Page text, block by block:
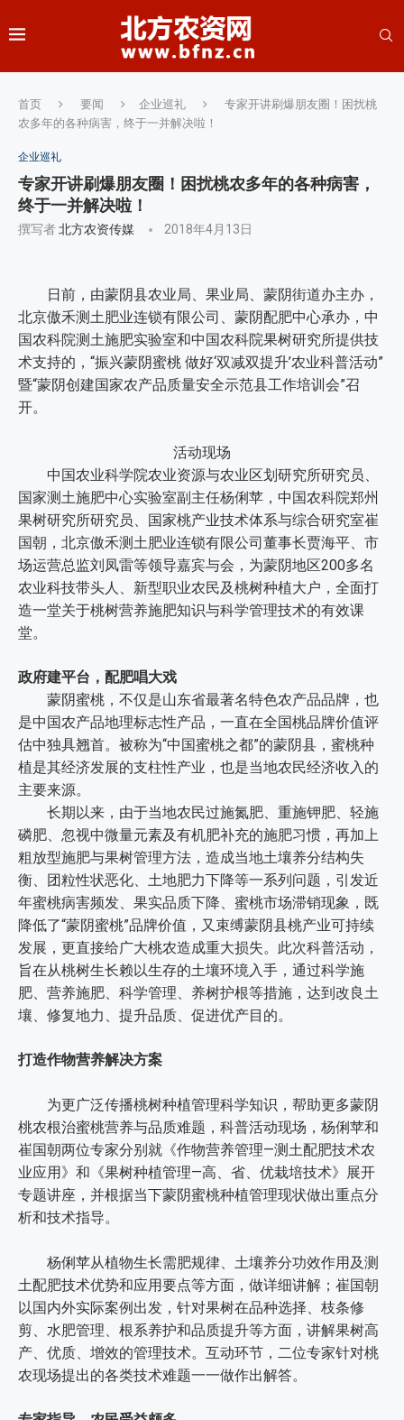
首页 要闻 企业巡礼
专家开讲刷爆朋友圈！困扰桃
农多年的各种病害，终于一并解决啦！
企业巡礼
专家开讲刷爆朋友圈！困扰桃农多年的各种病害，
终于一并解决啦！
撰写者北方农资传媒 2018年4月13日
日前，由蒙阴县农业局、果业局、蒙阴街道办主办，
北京傲禾测土肥业连锁有限公司、蒙阴配肥中心承办，中
国农科院测土施肥实验室和中国农科院果树研究所提供技
术支持的，“振兴蒙阴蜜桃 做好‘双减双提升’农业科普活动”
暨“蒙阴创建国家农产品质量安全示范县工作培训会”召
开。
活动现场
中国农业科学院农业资源与农业区划研究所研究员、
国家测土施肥中心实验室副主任杨俐苹，中国农科院郑州
果树研究所研究员、国家桃产业技术体系与综合研究室崔
国朝，北京傲禾测土肥业连锁有限公司董事长贾海平、市
场运营总监刘凤雷等领导嘉宾与会，为蒙阴地区200多名
农业科技带头人、新型职业农民及桃树种植大户，全面打
造一堂关于桃树营养施肥知识与科学管理技术的有效课
堂。
政府建平台，配肥唱大戏
蒙阴蜜桃，不仅是山东省最著名特色农产品品牌，也
是中国农产品地理标志性产品，一直在全国桃品牌价值评
估中独具翘首。被称为“中国蜜桃之都”的蒙阴县，蜜桃种
植是其经济发展的支柱性产业，也是当地农民经济收入的
主要来源。
长期以来，由于当地农民过施氮肥、重施钾肥、轻施
磷肥、忽视中微量元素及有机肥补充的施肥习惯，再加上
粗放型施肥与果树管理方法，造成当地土壤养分结构失
衡、团粒性状恶化、土地肥力下降等一系列问题，引发近
年蜜桃病害频发、果实品质下降、蜜桃市场滞销现象，既
降低了“蒙阴蜜桃”品牌价值，又束缚蒙阴县桃产业可持续
发展，更直接给广大桃农造成重大损失。此次科普活动，
旨在从桃树生长赖以生存的土壤环境入手，通过科学施
肥、营养施肥、科学管理、养树护根等措施，达到改良土
壤、修复地力、提升品质、促进优产目的。
打造作物营养解决方案
为更广泛传播桃树种植管理科学知识，帮助更多蒙阴
桃农根治蜜桃营养与品质难题，科普活动现场，杨俐苹和
崔国朝两位专家分别就《作物营养管理—测土配肥技术农
业应用》和《果树种植管理—高、省、优栽培技术》展开
专题讲座，并根据当下蒙阴蜜桃种植管理现状做出重点分
析和技术指导。
杨俐苹从植物生长需肥规律、土壤养分功效作用及测
土配肥技术优势和应用要点等方面，做详细讲解；崔国朝
以国内外实际案例出发，针对果树在品种选择、枝条修
剪、水肥管理、根系养护和品质提升等方面，讲解果树高
产、优质、增效的管理技术。互动环节，二位专家针对桃
农现场提出的各类技术难题一一做作出解答。